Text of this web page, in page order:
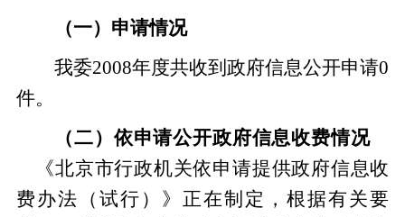
（一）申请情况
我委2008年度共收到政府信息公开申请0
件。
（二）依申请公开政府信息收费情况
《北京市行政机关依申请提供政府信息收
费办法（试行）》正在制定，根据有关要